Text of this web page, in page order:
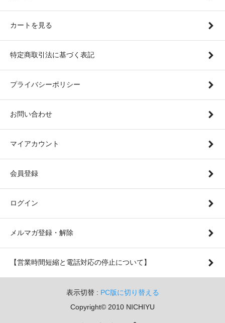
カートを見る
特定商取引法に基づく表記
プライバシーポリシー
お問い合わせ
マイアカウント
会員登録
ログイン
メルマガ登録・解除
【営業時間短縮と電話対応の停止について】
表示切替 : PC版に切り替える
Copyright© 2010 NICHIYU